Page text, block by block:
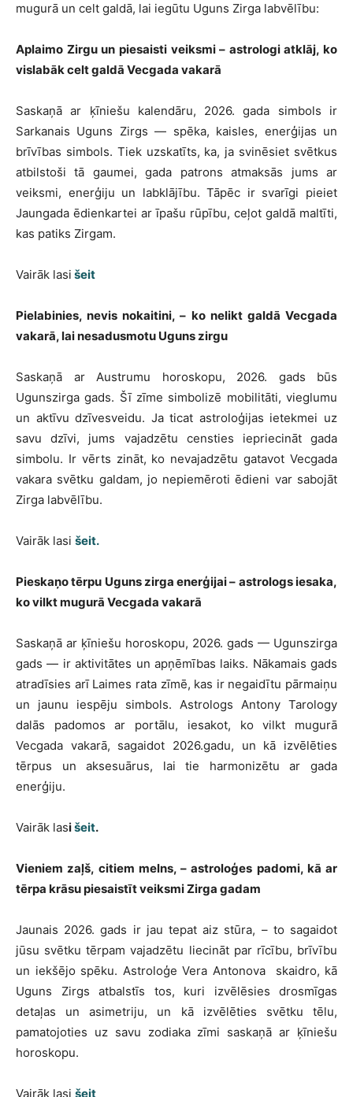
mugurā un celt galdā, lai iegūtu Uguns Zirga labvēlību:
Aplaimo Zirgu un piesaisti veiksmi – astrologi atklāj, ko
vislabāk celt galdā Vecgada vakarā
Saskaņā ar ķīniešu kalendāru, 2026. gada simbols ir
Sarkanais Uguns Zirgs — spēka, kaisles, enerģijas un
brīvības simbols. Tiek uzskatīts, ka, ja svinēsiet svētkus
atbilstoši tā gaumei, gada patrons atmaksās jums ar
veiksmi, enerģiju un labklājību. Tāpēc ir svarīgi pieiet
Jaungada ēdienkartei ar īpašu rūpību, ceļot galdā maltīti,
kas patiks Zirgam.
Vairāk lasi šeit
Pielabinies, nevis nokaitini, – ko nelikt galdā Vecgada
vakarā, lai nesadusmotu Uguns zirgu
Saskaņā ar Austrumu horoskopu, 2026. gads būs
Ugunszirga gads. Šī zīme simbolizē mobilitāti, vieglumu
un aktīvu dzīvesveidu. Ja ticat astroloģijas ietekmei uz
savu dzīvi, jums vajadzētu censties iepriecināt gada
simbolu. Ir vērts zināt, ko nevajadzētu gatavot Vecgada
vakara svētku galdam, jo nepiemēroti ēdieni var sabojāt
Zirga labvēlību.
Vairāk lasi šeit.
Pieskaņo tērpu Uguns zirga enerģijai – astrologs iesaka,
ko vilkt mugurā Vecgada vakarā
Saskaņā ar ķīniešu horoskopu, 2026. gads — Ugunszirga
gads — ir aktivitātes un apņēmības laiks. Nākamais gads
atradīsies arī Laimes rata zīmē, kas ir negaidītu pārmaiņu
un jaunu iespēju simbols. Astrologs Antony Tarology
dalās padomos ar portālu, iesakot, ko vilkt mugurā
Vecgada vakarā, sagaidot 2026.gadu, un kā izvēlēties
tērpus un aksesuārus, lai tie harmonizētu ar gada
enerģiju.
Vairāk lasišeit.
Vieniem zaļš, citiem melns, – astroloģes padomi, kā ar
tērpa krāsu piesaistīt veiksmi Zirga gadam
Jaunais 2026. gads ir jau tepat aiz stūra, – to sagaidot
jūsu svētku tērpam vajadzētu liecināt par rīcību, brīvību
un iekšējo spēku. Astroloģe Vera Antonova skaidro, kā
Uguns Zirgs atbalstīs tos, kuri izvēlēsies drosmīgas
detaļas un asimetriju, un kā izvēlēties svētku tēlu,
pamatojoties uz savu zodiaka zīmi saskaņā ar ķīniešu
horoskopu.
Vairāk lasi šeit